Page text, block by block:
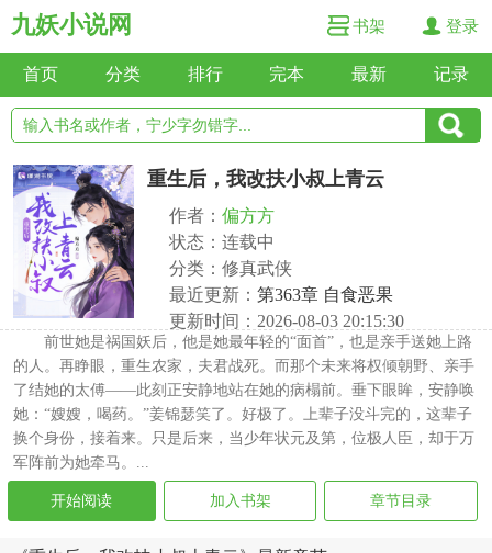
九妖小说网 书架 登录
首页 分类 排行 完本 最新 记录
重生后，我改扶小叔上青云
作者： 偏方方
状态：连载中
分类：修真武侠
最近更新： 第363章 自食恶果
更新时间：2026-08-03 20:15:30
前世她是祸国妖后，他是她最年轻的“面首”，也是亲手送她上路
的人。再睁眼，重生农家，夫君战死。而那个未来将权倾朝野、亲手
了结她的太傅——此刻正安静地站在她的病榻前。垂下眼眸，安静唤
她：“嫂嫂，喝药。”姜锦瑟笑了。好极了。上辈子没斗完的，这辈子
换个身份，接着来。只是后来，当少年状元及第，位极人臣，却于万
军阵前为她牵马。...
开始阅读 加入书架 章节目录